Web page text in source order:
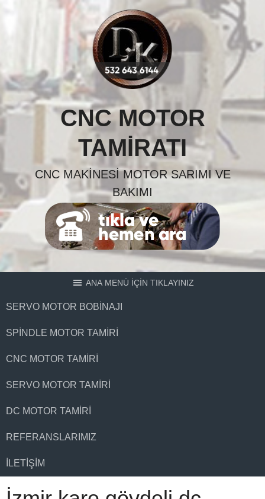
CNC MOTOR
TAMIRATI
CNC MAKINESI MOTOR SARIMI VE
BAKIMI
ANA MENÜ İÇİN TIKLAYINIZ
SERVO MOTOR BOBINAJI
SPINDLE MOTOR TAMIRI
CNC MOTOR TAMIRI
SERVO MOTOR TAMIRI
DC MOTOR TAMIRI
REFERANSLARIMIZ
İLETIŞIM